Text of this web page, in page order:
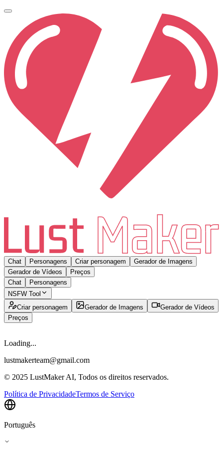
Chat Personagens Criar personagem
Gerador de Imagens
Gerador de Vídeos
Preços
Chat
Personagens
NSFW Tool
Criar personagem
Gerador de Imagens
Gerador de Vídeos
Preços
Loading...
lustmakerteam@gmail.com
© 2025 LustMaker AI, Todos os direitos reservados.
Política de PrivacidadeTermos de Serviço
Português